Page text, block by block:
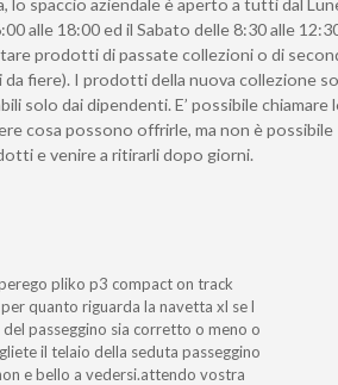
alle 18:00 ed il Sabato delle 8:30 alle
prodotti di passate collezioni o di
fiere). I prodotti della nuova collezione
solo dai dipendenti. E’ possibile chiamare
cosa possono offrirle, ma non è possibile
e venire a ritirarli dopo giorni.
pliko p3 compact on track
quanto riguarda la navetta xl se l
passeggino sia corretto o meno o
il telaio della seduta passeggino
e bello a vedersi.attendo vostra